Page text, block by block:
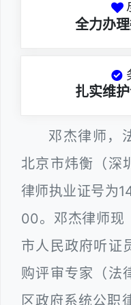
全力办
扎实维
邓杰律师，
北京市炜衡（深
律师执业证号为
00。邓杰律师现
市人民政府听证
购评审专家（法
区政府系统公职